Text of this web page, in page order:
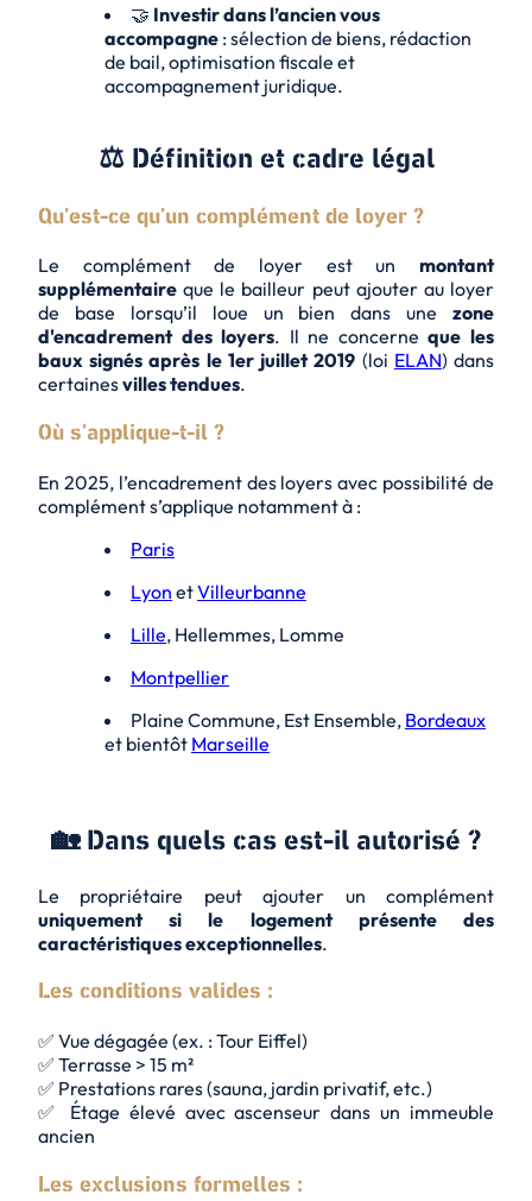
🤝 Investir dans l’ancien vous
accompagne : sélection de biens, rédaction
de bail, optimisation fiscale et
accompagnement juridique.
⚖️ Définition et cadre légal
Qu’est-ce qu’un complément de loyer ?
Le complément de loyer est un montant
supplémentaire que le bailleur peut ajouter au loyer
de base lorsqu’il loue un bien dans une zone
d'encadrement des loyers. Il ne concerneque les
baux signés après le 1er juillet 2019 (loi ELAN) dans
certainesvilles tendues.
Où s’applique-t-il ?
En 2025, l’encadrement des loyers avec possibilité de
complément s’applique notamment à :
Paris
Lyon etVilleurbanne
Lille, Hellemmes, Lomme
Montpellier
Plaine Commune, Est Ensemble, Bordeaux
et bientôt Marseille
🏡 Dans quels cas est-il autorisé ?
Le propriétaire peut ajouter un complément
uniquement si le logement présente des
caractéristiques exceptionnelles.
Les conditions valides :
✅ Vue dégagée (ex. : Tour Eiffel)
✅ Terrasse > 15 m²
✅ Prestations rares (sauna, jardin privatif, etc.)
✅ Étage élevé avec ascenseur dans un immeuble
ancien
Les exclusions formelles :